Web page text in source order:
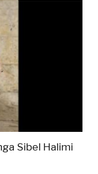
Sibel Halimi